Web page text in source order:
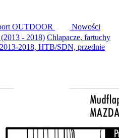
OUTDOOR
Nowości
- 2018) Chlapacze, fartuchy
2018, HTB/SDN, przednie